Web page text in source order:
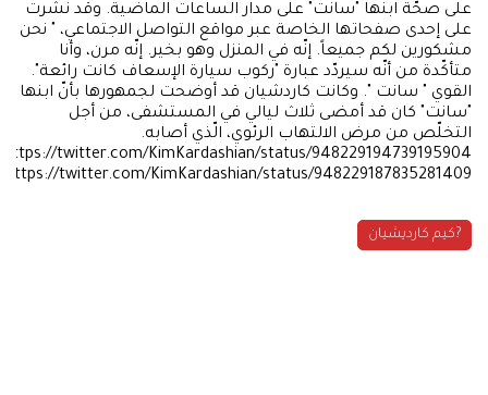
على صحّة ابنها "سانت" على مدار الساعات الماضية. وقد نشرت
على إحدى صفحاتها الخاصة عبر مواقع التواصل الاجتماعي، " نحن
مشكورين لكم جميعاً. إنّه في المنزل وهو بخير. إنّه مرن، وأنا
متأكّدة من أنّه سيردّد عبارة "ركوب سيارة الإسعاف كانت رائعة".
القوي " سانت ". وكانت كاردشيان قد أوضحت لجمهورها بأنّ ابنها
"سانت" كان قد أمضى ثلاث ليالي في المستشفى، من أجل
التخلّص من مرض الالتهاب الرئوي، الّذي أصابه.
https://twitter.com/KimKardashian/status/948229194739195904
https://twitter.com/KimKardashian/status/948229187835281409
?كيم كارديشيان